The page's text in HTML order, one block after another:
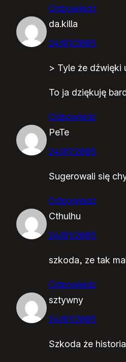
Odpowiedz
da.killa
24/01/2005
> Tyle że dźwięki
To ja dziękuję
Odpowiedz
PeTe
24/01/2005
Sugerowali się
Odpowiedz
Cthulhu
24/01/2005
szkoda, ze tak
Odpowiedz
sztywny
24/01/2005
Szkoda że